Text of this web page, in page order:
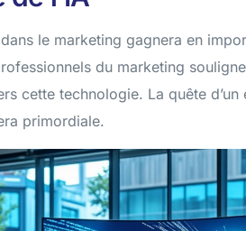
dans le marketing gagnera en
du marketing
cette technologie. La quête
primordiale.